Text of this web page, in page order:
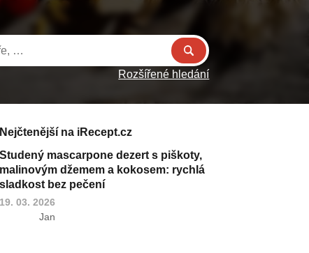
Rozšířené hledání
Nejčtenější na iRecept.cz
Studený mascarpone dezert s piškoty,
malinovým džemem a kokosem: rychlá
sladkost bez pečení
19. 03. 2026
Jan